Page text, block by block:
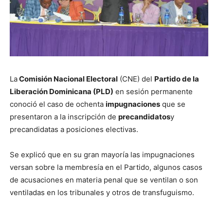
LaComisión Nacional Electoral (CNE) del Partido de la
Liberación Dominicana (PLD) en sesión permanente
conoció el caso de ochenta impugnaciones que se
presentaron a la inscripción de precandidatosy
precandidatas a posiciones electivas.
Se explicó que en su gran mayoría las impugnaciones
versan sobre la membresía en el Partido, algunos casos
de acusaciones en materia penal que se ventilan o son
ventiladas en los tribunales y otros de transfuguismo.